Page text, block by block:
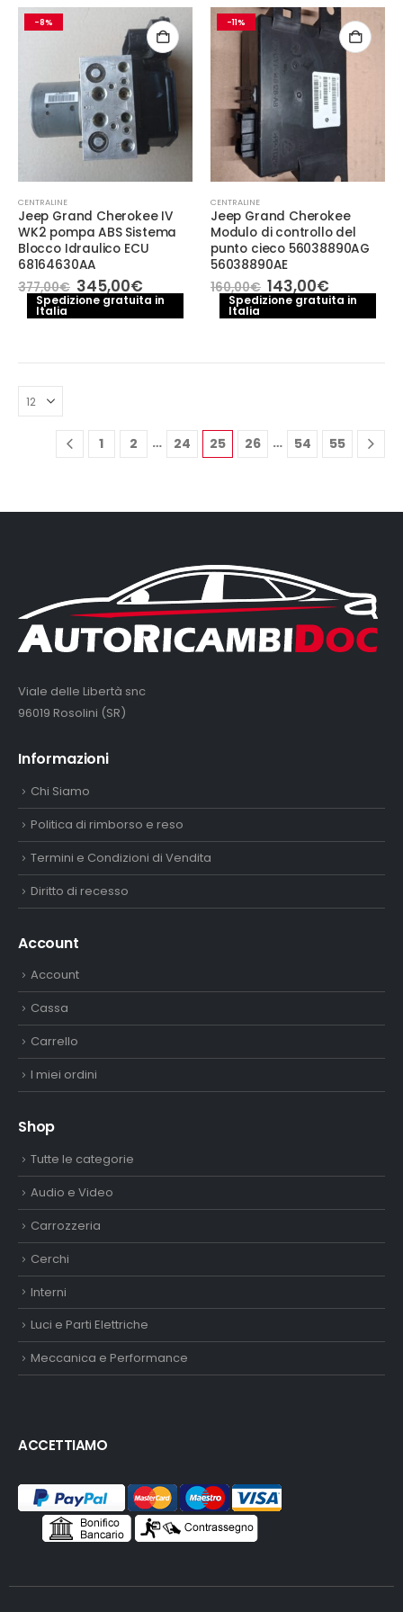
-8%
CENTRALINE
Jeep Grand Cherokee IV
WK2 pompa ABS Sistema
Blocco Idraulico ECU
68164630AA
377,00€ Il
prezzo
originale
345,00€Il
prezzo
attuale
Spedizione gratuita in
Italia
-11%
CENTRALINE
Jeep Grand Cherokee
Modulo di controllo del
punto cieco 56038890AG
56038890AE
160,00€ Il
prezzo
originale
143,00€Il
prezzo
attuale
Spedizione gratuita in
Italia
1 2 … 24 25 26 … 54 55
Viale delle Libertà snc
96019 Rosolini (SR)
Informazioni
Chi Siamo
Politica di rimborso e reso
Termini e Condizioni di Vendita
Diritto di recesso
Account
Account
Cassa
Carrello
I miei ordini
Shop
Tutte le categorie
Audio e Video
Carrozzeria
Cerchi
Interni
Luci e Parti Elettriche
Meccanica e Performance
ACCETTIAMO